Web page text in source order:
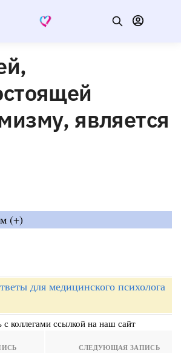
является
(+)
для медицинского психолога
с коллегами ссылкой на наш сайт
СЛЕДУЮЩАЯ ЗАПИСЬ